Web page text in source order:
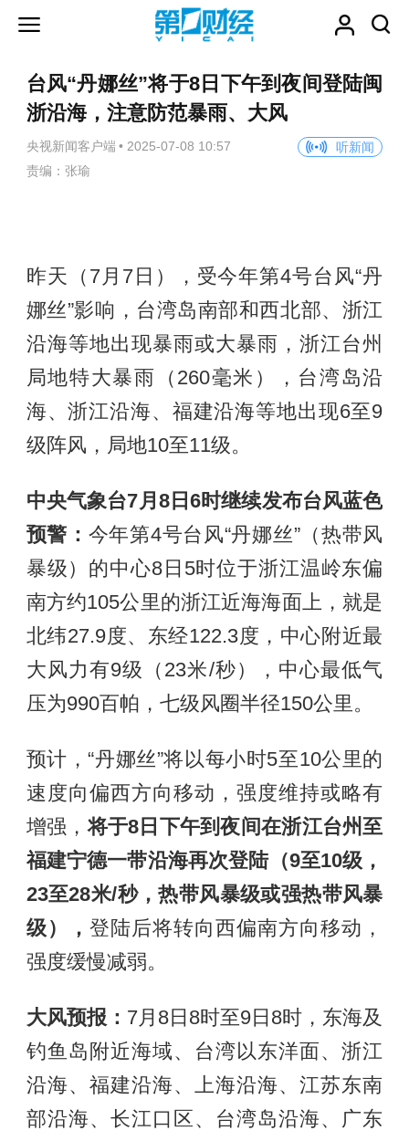
台风“丹娜丝”将于8日下午到夜间登陆闽
浙沿海，注意防范暴雨、大风
央视新闻客户端 • 2025-07-08 10:57
听新闻
责编：张瑜
昨天（7月7日），受今年第4号台风“丹
娜丝”影响，台湾岛南部和西北部、浙江
沿海等地出现暴雨或大暴雨，浙江台州
局地特大暴雨（260毫米），台湾岛沿
海、浙江沿海、福建沿海等地出现6至9
级阵风，局地10至11级。
中央气象台7月8日6时继续发布台风蓝色
预警： 今年第4号台风“丹娜丝”（热带风
暴级）的中心8日5时位于浙江温岭东偏
南方约105公里的浙江近海海面上，就是
北纬27.9度、东经122.3度，中心附近最
大风力有9级（23米/秒），中心最低气
压为990百帕，七级风圈半径150公里。
预计，“丹娜丝”将以每小时5至10公里的
速度向偏西方向移动，强度维持或略有
增强，将于8日下午到夜间在浙江台州至
福建宁德一带沿海再次登陆（9至10级，
23至28米/秒，热带风暴级或强热带风暴
级）， 登陆后将转向西偏南方向移动，
强度缓慢减弱。
大风预报： 7月8日8时至9日8时，东海及
钓鱼岛附近海域、台湾以东洋面、浙江
沿海、福建沿海、上海沿海、江苏东南
部沿海、长江口区、台湾岛沿海、广东